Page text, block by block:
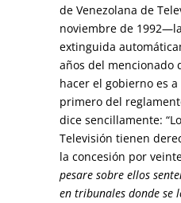
de Venezolana de
noviembre de
extinguida
años del mencionado
hacer el gobierno es
primero del
dice sencillamente:
Televisión tienen
la concesión por
pesare sobre ellos
en tribunales donde se